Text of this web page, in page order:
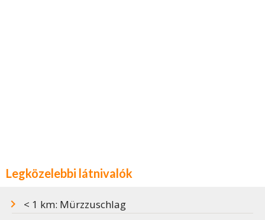
Legközelebbi látnivalók
< 1 km: Mürzzuschlag